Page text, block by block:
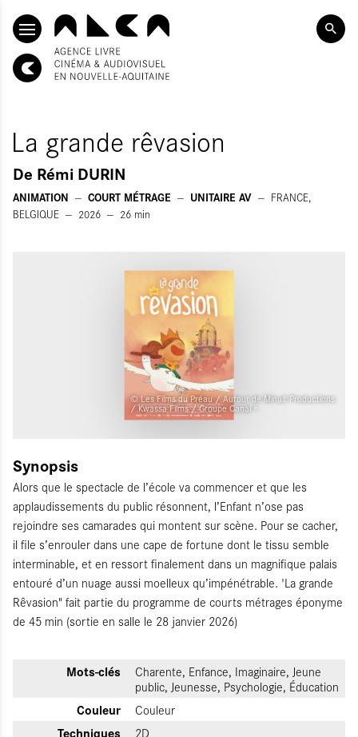
ALLER AU CONTENU PRINCIPAL
La grande rêvasion
De Rémi DURIN
ANIMATION COURT MÉTRAGE UNITAIRE AV
FRANCE,
BELGIQUE
2026 26 min
© Les Films du Préau / Autour de Minuit Productions
/ Kwassa Films / Groupe Canal +
Synopsis
Alors que le spectacle de l’école va commencer et que les
applaudissements du public résonnent, l’Enfant n’ose pas
rejoindre ses camarades qui montent sur scène. Pour se cacher,
il file s’enrouler dans une cape de fortune dont le tissu semble
interminable, et en ressort finalement dans un magnifique palais
entouré d’un nuage aussi moelleux qu’impénétrable. 'La grande
Rêvasion" fait partie du programme de courts métrages éponyme
de 45 min (sortie en salle le 28 janvier 2026)
Mots-clés
Charente, Enfance, Imaginaire, Jeune
public, Jeunesse, Psychologie, Éducation
Couleur Couleur
Techniques
2D